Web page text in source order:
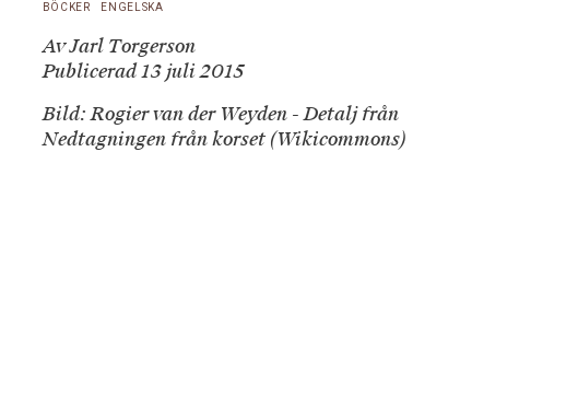
BÖCKER ENGELSKA
Av Jarl Torgerson
Publicerad 13 juli 2015
Bild: Rogier van der Weyden - Detalj från
Nedtagningen från korset (Wikicommons)